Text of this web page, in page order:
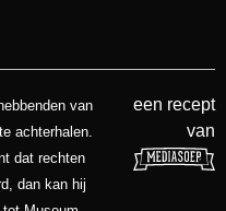
van
achterhalen.
dat rechten
dan kan hij
een recept
van